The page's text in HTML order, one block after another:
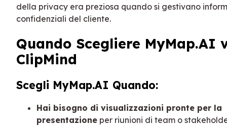
della privacy era preziosa quando si gestivano
confidenziali del cliente.
Quando Scegliere MyMap.AI
ClipMind
Scegli MyMap.AI Quando:
Hai bisogno di visualizzazioni pronte per la
presentazione per riunioni di team o